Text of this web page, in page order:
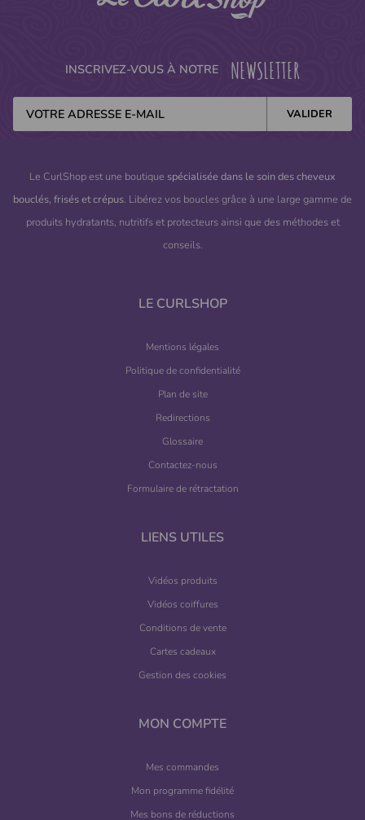
INSCRIVEZ-VOUS À NOTRE NEWSLETTER
Le CurlShop est une boutique spécialisée dans le soin des cheveux
bouclés, frisés et crépus. Libérez vos boucles grâce à une large gamme de
produits hydratants, nutritifs et protecteurs ainsi que des méthodes et
conseils.
LE CURLSHOP
Mentions légales
Politique de confidentialité
Plan de site
Redirections
Glossaire
Contactez-nous
Formulaire de rétractation
LIENS UTILES
Vidéos produits
Vidéos coiffures
Conditions de vente
Cartes cadeaux
Gestion des cookies
MON COMPTE
Mes commandes
Mon programme fidélité
Mes bons de réductions